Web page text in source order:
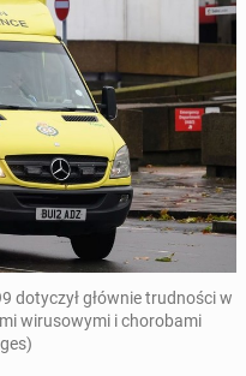
dotyczył głównie trudności w
wirusowymi i chorobami